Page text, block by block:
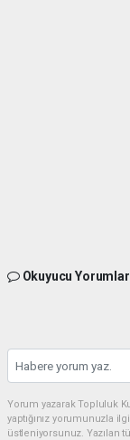
Okuyucu
Yorum yazarak Topluluk
yaptığınız yorumunuzla
üstleniyorsunuz. Yazılan